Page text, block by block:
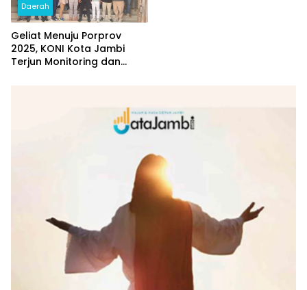
Daerah
Geliat Menuju Porprov
2025, KONI Kota Jambi
Terjun Monitoring dan